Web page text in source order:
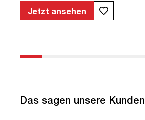
geprüfte Sicherheit | TÜV© geprüfte
Ergonomie | Quality Office© | TÜV©
Jetzt ansehen
Das sagen unsere Kunden